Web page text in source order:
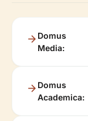
Domus
Media:
Domus
Academica: